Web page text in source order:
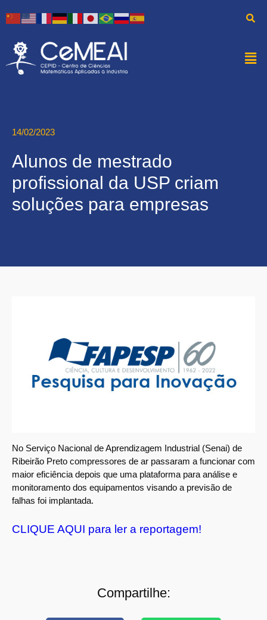
14/02/2023
Alunos de mestrado
profissional da USP criam
soluções para empresas
No Serviço Nacional de Aprendizagem Industrial (Senai) de
Ribeirão Preto compressores de ar passaram a funcionar com
maior eficiência depois que uma plataforma para análise e
monitoramento dos equipamentos visando a previsão de
falhas foi implantada.
CLIQUE AQUI para ler a reportagem!
Compartilhe: